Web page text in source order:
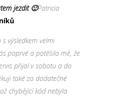
jezdit 🙂Patricia
s výsledkem velmi
poprvé a potěšilo mě, že
přijal v sobotu a do
také za dodatečné
chybějící kód nebyla